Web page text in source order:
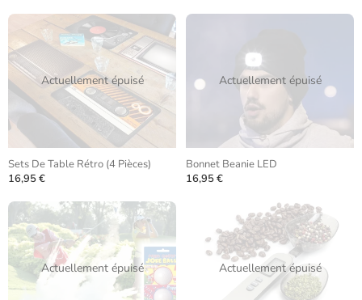
Actuellement épuisé
Sets De Table Rétro (4 Pièces)
16,95 €
Actuellement épuisé
Bonnet Beanie LED
16,95 €
Actuellement épuisé Actuellement épuisé